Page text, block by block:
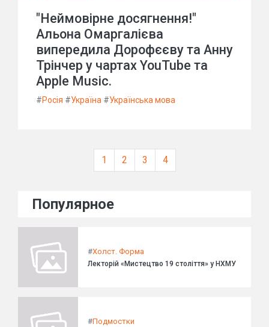
"Неймовірне досягнення!"
Альона Омаргалієва
випередила Дорофєєву та Анну
Трінчер у чартах YouTube та
Apple Music.
#Росія #Україна #Українська мова
1 2 3 4
Популярное
#Холст. Форма
Лекторій «Мистецтво 19 століття» у НХМУ
#Подмостки